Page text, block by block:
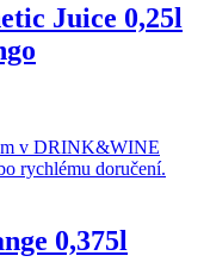
Juice 0,25l
0,375l